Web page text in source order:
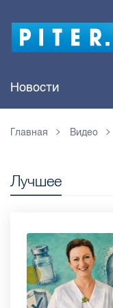
Новости
Главная Видео
Лучшее